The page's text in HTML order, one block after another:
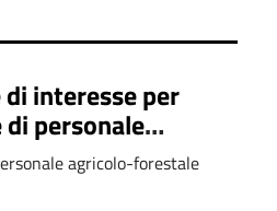
interesse per
personale
specializzato con
determinato
agricolo-forestale